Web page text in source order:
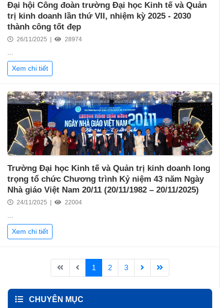
Đại hội Công đoàn trường Đại học Kinh tế và Quản
trị kinh doanh lần thứ VII, nhiệm kỳ 2025 - 2030
thành công tốt đẹp
26/11/2025 | 28974
...
Xem chi tiết
Trường Đại học Kinh tế và Quản trị kinh doanh long
trọng tổ chức Chương trình Kỷ niệm 43 năm Ngày
Nhà giáo Việt Nam 20/11 (20/11/1982 – 20/11/2025)
24/11/2025 | 22004
...
Xem chi tiết
1 2 3
CHUYÊN MỤC